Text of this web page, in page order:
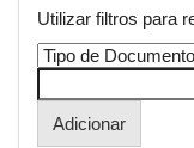
Utilizar filtros para